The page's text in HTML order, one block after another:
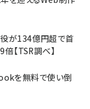
役が134億円超で首
【TSR調べ】
を無料で使い倒